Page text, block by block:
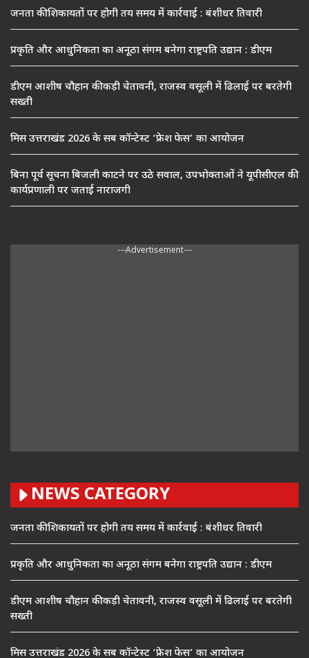
जनता की शिकायतों पर होगी तय समय में कार्रवाई : बंशीधर तिवारी
प्रकृति और आधुनिकता का अनूठा संगम बनेगा राष्ट्रपति उद्यान : डीएम
डीएम आशीष चौहान की कड़ी चेतावनी, राजस्व वसूली में ढिलाई पर बरतेगी
सख्ती
मिस उत्तराखंड 2026 के सब कॉन्टेस्ट ‘फ्रेश फेस’ का आयोजन
बिना पूर्व सूचना बिजली काटने पर उठे सवाल, उपभोक्ताओं ने यूपीसीएल की
कार्यप्रणाली पर जताई नाराजगी
---Advertisement---
NEWS CATEGORY
जनता की शिकायतों पर होगी तय समय में कार्रवाई : बंशीधर तिवारी
प्रकृति और आधुनिकता का अनूठा संगम बनेगा राष्ट्रपति उद्यान : डीएम
डीएम आशीष चौहान की कड़ी चेतावनी, राजस्व वसूली में ढिलाई पर बरतेगी
सख्ती
मिस उत्तराखंड 2026 के सब कॉन्टेस्ट ‘फ्रेश फेस’ का आयोजन